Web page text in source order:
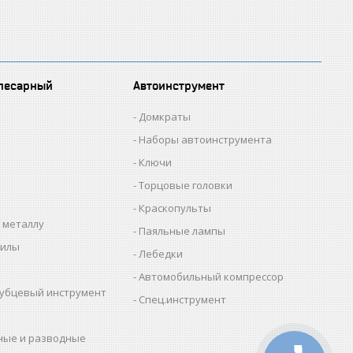
инструмент
и разводные
Автоинструмент
Домкраты
Наборы автоинструмента
Ключи
Торцовые головки
Краскопульты
Паяльные лампы
Лебедки
Автомобильный компрессор
Спец.инструмент